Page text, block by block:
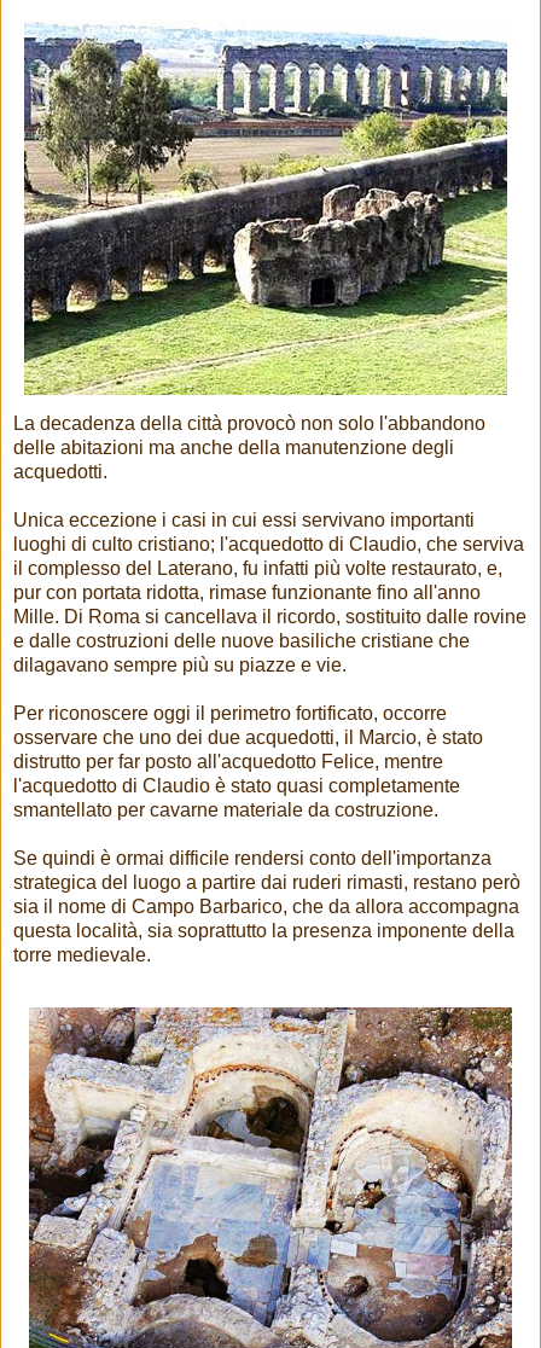
La decadenza della città provocò non solo l'abbandono
delle abitazioni ma anche della manutenzione degli
acquedotti.
Unica eccezione i casi in cui essi servivano importanti
luoghi di culto cristiano; l'acquedotto di Claudio, che serviva
il complesso del Laterano, fu infatti più volte restaurato, e,
pur con portata ridotta, rimase funzionante fino all'anno
Mille. Di Roma si cancellava il ricordo, sostituito dalle rovine
e dalle costruzioni delle nuove basiliche cristiane che
dilagavano sempre più su piazze e vie.
Per riconoscere oggi il perimetro fortificato, occorre
osservare che uno dei due acquedotti, il Marcio, è stato
distrutto per far posto all'acquedotto Felice, mentre
l'acquedotto di Claudio è stato quasi completamente
smantellato per cavarne materiale da costruzione.
Se quindi è ormai difficile rendersi conto dell'importanza
strategica del luogo a partire dai ruderi rimasti, restano però
sia il nome di Campo Barbarico, che da allora accompagna
questa località, sia soprattutto la presenza imponente della
torre medievale.